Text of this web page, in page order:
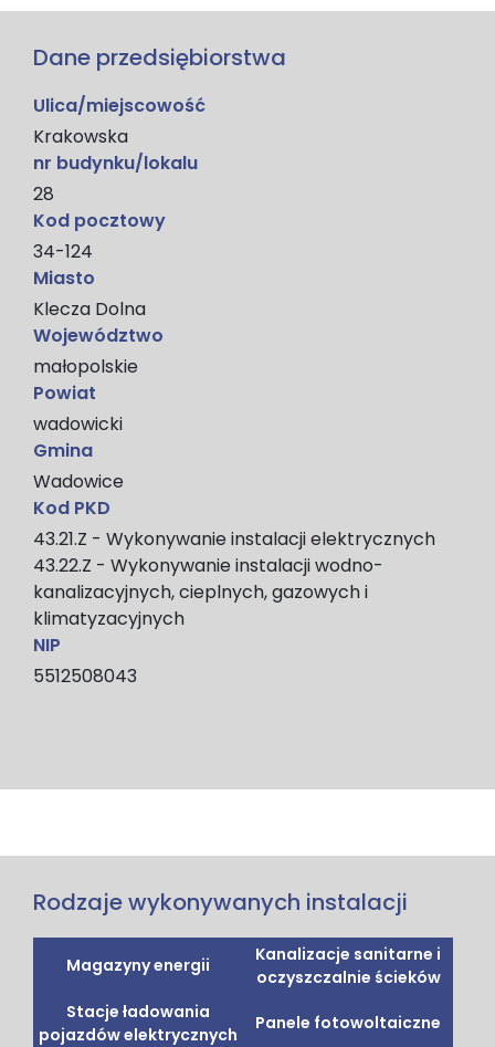
Dane przedsiębiorstwa
Ulica/miejscowość
Krakowska
nr budynku/lokalu
28
Kod pocztowy
34-124
Miasto
Klecza Dolna
Województwo
małopolskie
Powiat
wadowicki
Gmina
Wadowice
Kod PKD
43.21.Z - Wykonywanie instalacji elektrycznych
43.22.Z - Wykonywanie instalacji wodno-
kanalizacyjnych, cieplnych, gazowych i
klimatyzacyjnych
NIP
5512508043
Rodzaje wykonywanych instalacji
Magazyny energii
Kanalizacje sanitarne i
oczyszczalnie ścieków
Stacje ładowania
pojazdów elektrycznych
Panele fotowoltaiczne